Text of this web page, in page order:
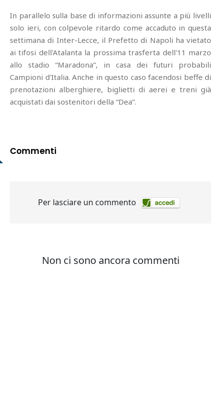
In parallelo sulla base di informazioni assunte a più livelli
solo ieri, con colpevole ritardo come accaduto in questa
settimana di Inter-Lecce, il Prefetto di Napoli ha vietato
ai tifosi dell'Atalanta la prossima trasferta dell'11 marzo
allo stadio “Maradona”, in casa dei futuri probabili
Campioni d'Italia. Anche in questo caso facendosi beffe di
prenotazioni alberghiere, biglietti di aerei e treni già
acquistati dai sostenitori della “Dea”.
Commenti